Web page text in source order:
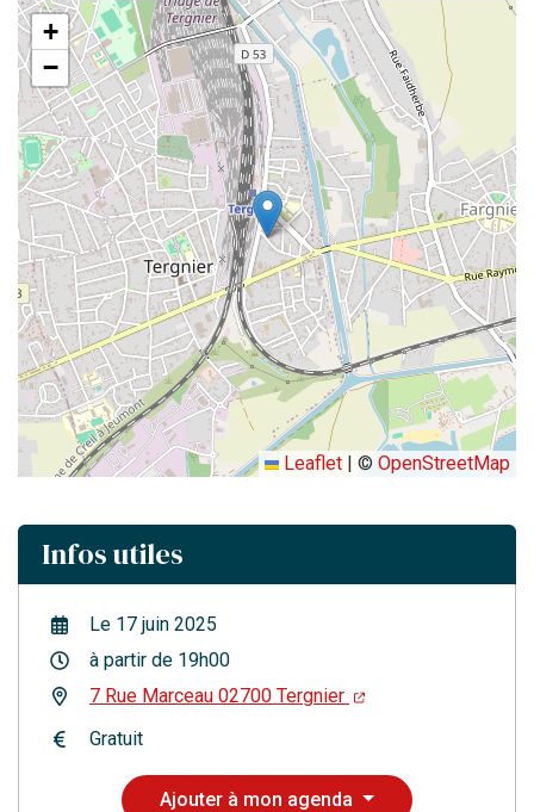
+
−
Leaflet | © OpenStreetMap
Infos utiles
Le 17 juin 2025
à partir de 19h00
7 Rue Marceau 02700 Tergnier
Gratuit
Ajouter à mon agenda